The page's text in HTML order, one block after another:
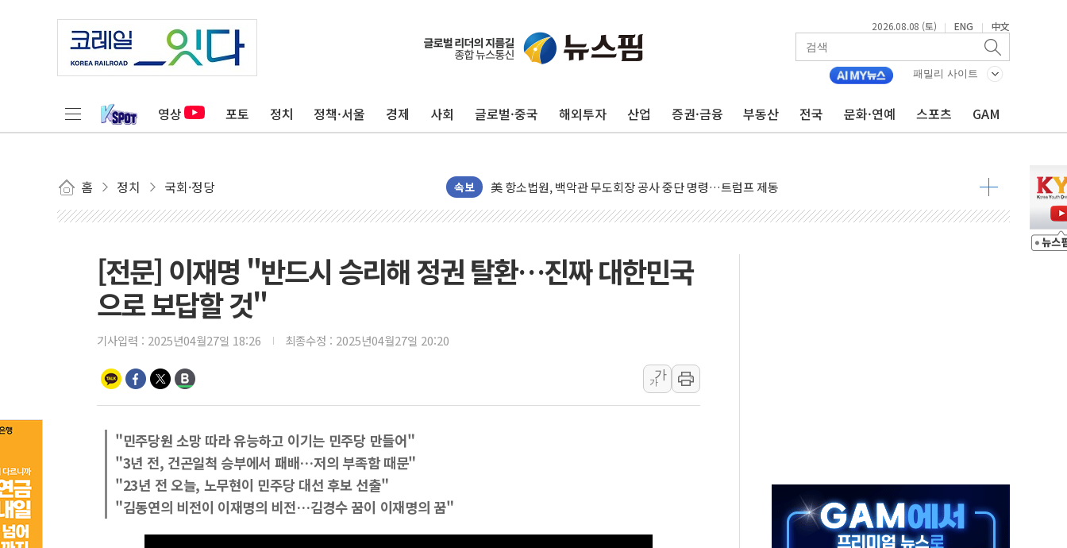
2026.08.08 (토) | ENG | 中文
패밀리 사이트
영상 포토 정치 정책·서울 경제 사회 글로벌·중국 해외투자 산업 증권·금융 부동산 전국 문화·연예 스포츠 GAM
홈 정치 국회·정당 속보
미 연준 매파 기세 꺾이나…고용 감소에 9월 동결 전망 우세
[종합] 이슬람 수니파 3국, '공동방위협정' 체결… 이스라엘·이란 위협에 맞설 자체 억지력 강화
이란 핵심 원유 수출항 '하르그섬', 최근 1주일 이상 '올스톱'… 美 해상봉쇄 영향
美 고용 쇼크에 엔화 장중 급등…시장은 "또 개입했나" 촉각
뉴욕증시 프리뷰, 美 고용 쇼크에 금리 인상 우려 후퇴…나스닥 선물 1%대 상승
보훈부, 미 DPAA와 MOU… "6·25 미군 실종자 7359명 끝까지 찾겠다"
트럼프 "금리 내려야"…파월 때와 달리 워시엔 톤 낮춰
트럼프, 中 겨냥 폴리실리콘 관세 15% 부과…美 태양광주 급등
이란와이어 "이란 최고지도자 위독…곧 사망해도 놀랍지 않아"
[전문] 이재명 "반드시 승리해 정권 탈환…진짜 대한민국
으로 보답할 것"
기사입력 : 2025년04월27일 18:26 최종수정 : 2025년04월27일 20:20
가
가
"민주당원 소망 따라 유능하고 이기는 민주당 만들어"
"3년 전, 건곤일척 승부에서 패배…저의 부족함 때문"
"23년 전 오늘, 노무현이 민주당 대선 후보 선출"
"김동연의 비전이 이재명의 비전…김경수 꿈이 이재명의 꿈"